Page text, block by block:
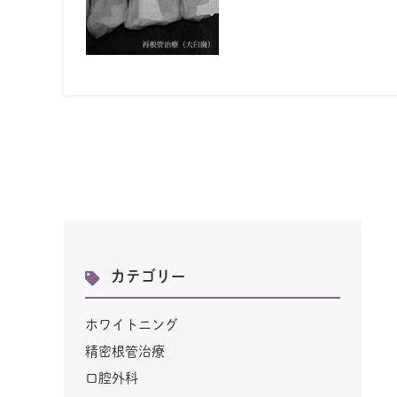
カテゴリー
ホワイトニング
精密根管治療
口腔外科